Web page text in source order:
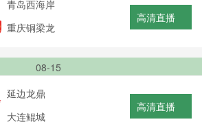
青岛西海岸
重庆铜梁龙
高清直播
08-15
延边龙鼎
大连鲲城
高清直播